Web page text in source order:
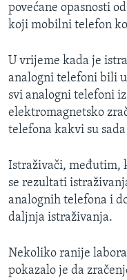
Learning English
PRATITE NAS
Jezici
povećane opasnosti
koji mobilni telefon
U vrijeme kada je
analogni telefoni bili
svi analogni telefoni
elektromagnetsko
telefona kakvi su
Istraživači, međutim,
se rezultati
analognih telefona i
daljnja istraživanja.
Nekoliko ranije
pokazalo je da